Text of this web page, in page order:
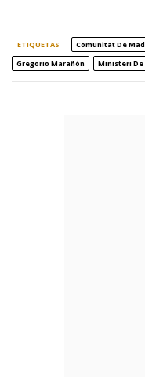
ETIQUETAS Comunitat De
Gregorio Marañón
Ministeri